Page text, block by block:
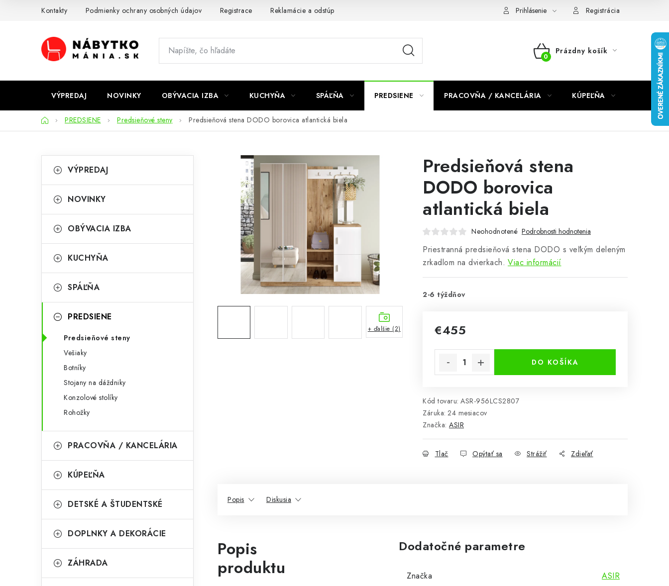
Kontakty Podmienky ochrany osobných údajov Registrace Reklamácie a odstúpenie od zmluvy Prihlásenie Registrácia
NÁKUPNÝ
Prázdny košík
VÝPREDAJ NOVINKY OBÝVACIA IZBA KUCHYŇA SPÁĽŇA PREDSIENE PRACOVŇA / KANCELÁRIA KÚPEĽŇA
DomovPREDSIENE Predsieňové steny Predsieňová stena DODO borovica atlantická biela
o
n
ý
a
n
l
kategórie
a
e
ó
i
VÝPREDAJ
NOVINKY
OBÝVACIA IZBA
KUCHYŇA
SPÁĽŇA
PREDSIENE
Predsieňové steny
Vešiaky
Botníky
Stojany na dáždniky
Konzolové stolíky
Rohožky
PRACOVŇA / KANCELÁRIA
KÚPEĽŇA
DETSKÉ A ŠTUDENTSKÉ
DOPLNKY A DEKORÁCIE
ZÁHRADA
Predsieňová stena
DODO borovica
atlantická biela
Neohodnotené Podrobnosti hodnotenia
Priestranná predsieňová stena DODO s veľkým deleným
zrkadlom na dvierkach. Viac informácií
2-6 týždňov
€455
DO KOŠÍKA
Kód tovaru: ASR-956LCS2807
Záruka: 24 mesiacov
Značka: ASIR
Tlač Opýtať sa Strážiť Zdieľať
+ ďalšie (2)
Popis Diskusia
Popis
produktu
Dodatočné parametre
Značka ASIR